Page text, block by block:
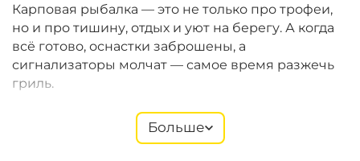
Карповая рыбалка — это не только про трофеи,
но и про тишину, отдых и уют на берегу. А когда
всё готово, оснастки заброшены, а
сигнализаторы молчат — самое время разжечь
гриль.
предлагает компактные газовые и
Больше